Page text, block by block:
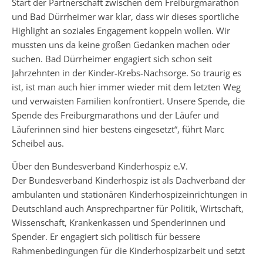
und Bad Dürrheimer war klar, dass wir dieses sportliche
Highlight an soziales Engagement koppeln wollen. Wir
mussten uns da keine großen Gedanken machen oder
suchen. Bad Dürrheimer engagiert sich schon seit
Jahrzehnten in der Kinder-Krebs-Nachsorge. So traurig es
ist, ist man auch hier immer wieder mit dem letzten Weg
und verwaisten Familien konfrontiert. Unsere Spende, die
Spende des Freiburgmarathons und der Läufer und
Läuferinnen sind hier bestens eingesetzt“, führt Marc
Scheibel aus.
Über den Bundesverband Kinderhospiz e.V.
Der Bundesverband Kinderhospiz ist als Dachverband der
ambulanten und stationären Kinderhospizeinrichtungen in
Deutschland auch Ansprechpartner für Politik, Wirtschaft,
Wissenschaft, Krankenkassen und Spenderinnen und
Spender. Er engagiert sich politisch für bessere
Rahmenbedingungen für die Kinderhospizarbeit und setzt